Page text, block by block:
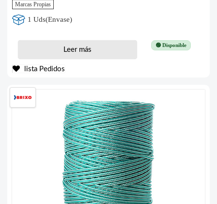
Marcas Propias
1 Uds(Envase)
🟢 Disponible
Leer más
lista Pedidos